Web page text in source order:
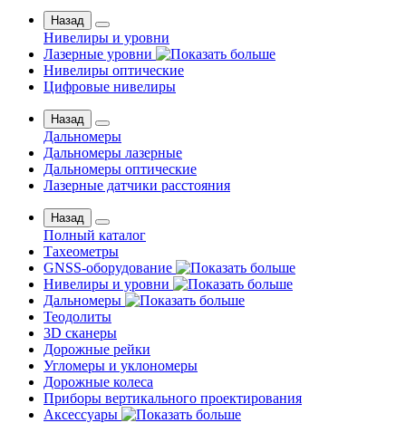
Назад
Нивелиры и уровни
Лазерные уровни
Нивелиры оптические
Цифровые нивелиры
Назад
Дальномеры
Дальномеры лазерные
Дальномеры оптические
Лазерные датчики расстояния
Назад
Полный каталог
Тахеометры
GNSS-оборудование
Нивелиры и уровни
Дальномеры
Теодолиты
3D сканеры
Дорожные рейки
Угломеры и уклономеры
Дорожные колеса
Приборы вертикального проектирования
Аксессуары